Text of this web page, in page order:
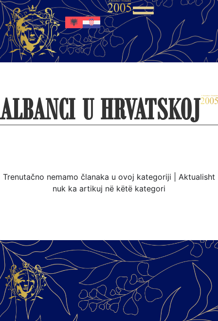
ALBANCI U HRVATSKOJ
Trenutačno nemamo članaka u ovoj kategoriji | Aktualisht
nuk ka artikuj në këtë kategori